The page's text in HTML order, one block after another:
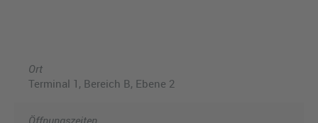
Ort
Terminal 1, Bereich B, Ebene 2
Öffnungszeiten